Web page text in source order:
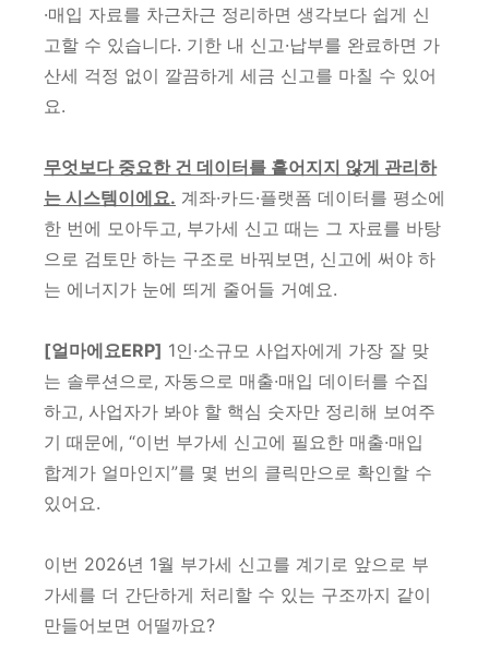
·매입 자료를 차근차근 정리하면 생각보다 쉽게 신
고할 수 있습니다. 기한 내 신고·납부를 완료하면 가
산세 걱정 없이 깔끔하게 세금 신고를 마칠 수 있어
요.
무엇보다 중요한 건 데이터를 흩어지지 않게 관리하
는 시스템이에요. 계좌·카드·플랫폼 데이터를 평소에
한 번에 모아두고, 부가세 신고 때는 그 자료를 바탕
으로 검토만 하는 구조로 바꿔보면, 신고에 써야 하
는 에너지가 눈에 띄게 줄어들 거예요.
[얼마에요ERP] 1인·소규모 사업자에게 가장 잘 맞
는 솔루션으로, 자동으로 매출·매입 데이터를 수집
하고, 사업자가 봐야 할 핵심 숫자만 정리해 보여주
기 때문에, “이번 부가세 신고에 필요한 매출·매입
합계가 얼마인지”를 몇 번의 클릭만으로 확인할 수
있어요.
이번 2026년 1월 부가세 신고를 계기로 앞으로 부
가세를 더 간단하게 처리할 수 있는 구조까지 같이
만들어보면 어떨까요?